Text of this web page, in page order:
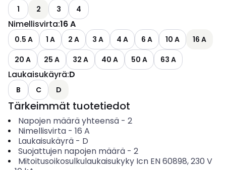
1 2 3 4
Nimellisvirta:16 A
0.5 A 1 A 2 A 3 A 4 A 6 A 10 A
16 A
20 A
25 A 32 A 40 A 50 A 63 A
Laukaisukäyrä:D
B C D
Tärkeimmät tuotetiedot
Napojen määrä yhteensä- 2
Nimellisvirta- 16 A
Laukaisukäyrä- D
Suojattujen napojen määrä- 2
Mitoitusoikosulkulaukaisukyky Icn EN 60898, 230 V